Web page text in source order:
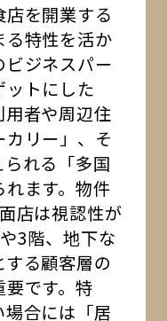
を開業する
特性を活か
ジネスパー
トにした
用者や周辺住
リー」、そ
れる「多国
ます。物件
店は視認性が
3階、地下な
る顧客層の
です。特
合には「居